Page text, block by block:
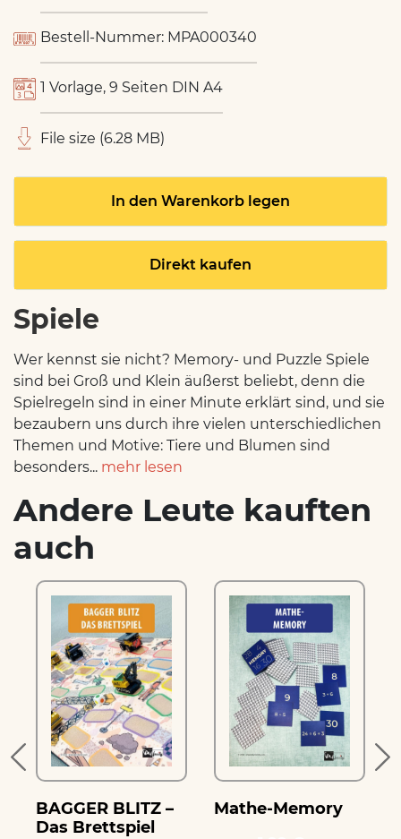
Bestell-Nummer: MPA000340
1 Vorlage, 9 Seiten DIN A4
File size (6.28 MB)
In den Warenkorb legen
Direkt kaufen
Spiele
Wer kennst sie nicht? Memory- und Puzzle Spiele
sind bei Groß und Klein äußerst beliebt, denn die
Spielregeln sind in einer Minute erklärt sind, und sie
bezaubern uns durch ihre vielen unterschiedlichen
Themen und Motive: Tiere und Blumen sind
besonders... mehr lesen
Andere Leute kauften
auch
BAGGER BLITZ –
Das Brettspiel
Mathe-Memory